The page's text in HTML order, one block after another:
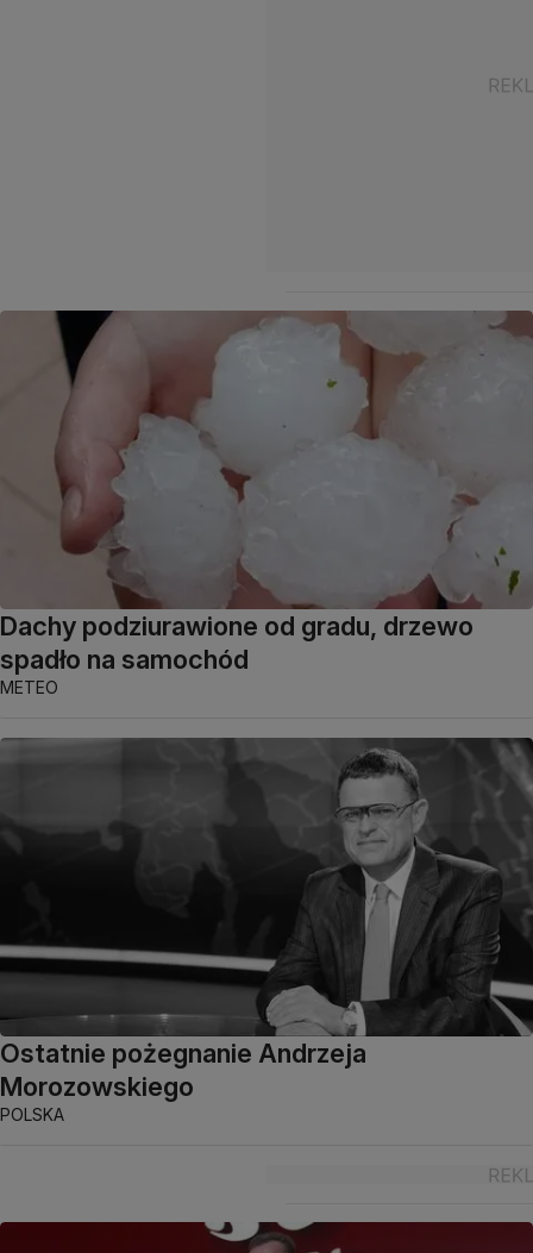
Dachy podziurawione od gradu, drzewo
spadło na samochód
METEO
Ostatnie pożegnanie Andrzeja
Morozowskiego
POLSKA